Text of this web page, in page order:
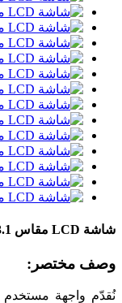
شاشة LCD مقاس 23.1 بوصة مثبتة على حافة الرف
وصف مختصر: